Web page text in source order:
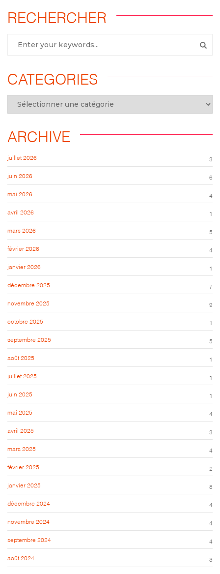
RECHERCHER
CATEGORIES
ARCHIVE
juillet 2026 3
juin 2026 6
mai 2026 4
avril 2026 1
mars 2026 5
février 2026 4
janvier 2026 1
décembre 2025 7
novembre 2025 9
octobre 2025 1
septembre 2025 5
août 2025 1
juillet 2025 1
juin 2025 1
mai 2025 4
avril 2025 3
mars 2025 4
février 2025 2
janvier 2025 8
décembre 2024 4
novembre 2024 4
septembre 2024 4
août 2024 3